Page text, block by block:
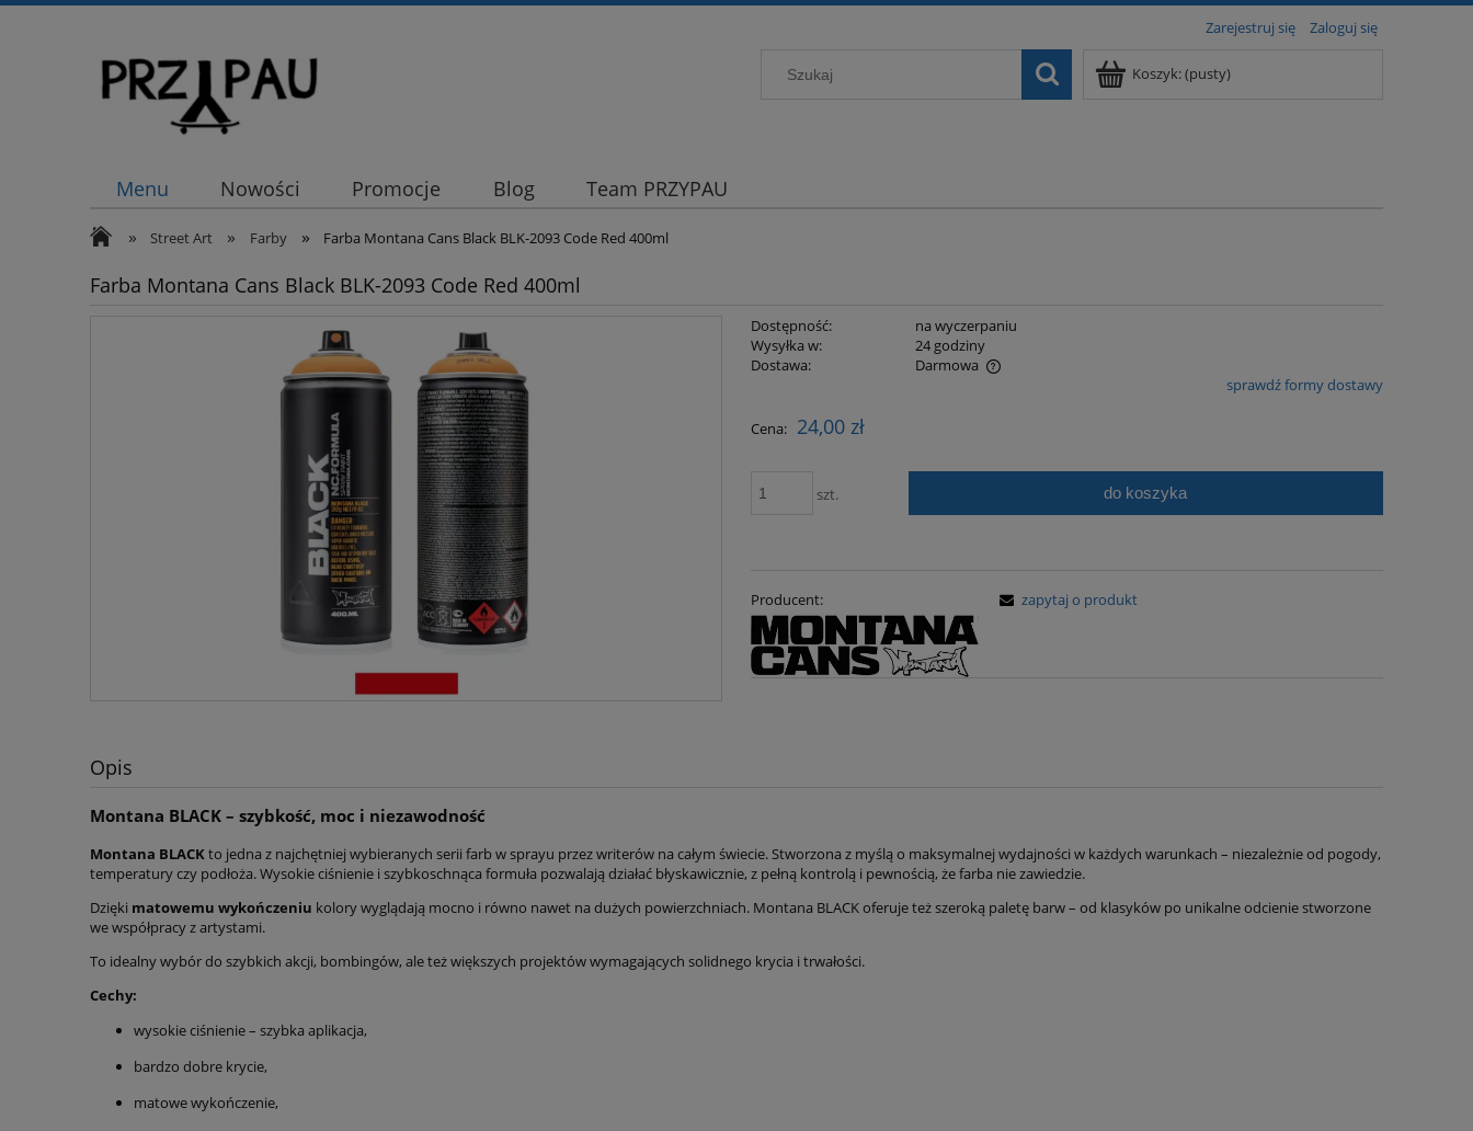
Zarejestruj się Zaloguj się
Koszyk:(pusty)
Menu Nowości Promocje Blog Team PRZYPAU
» Street Art » Farby » Farba Montana Cans Black BLK-2093 Code Red 400ml
Farba Montana Cans Black BLK-2093 Code Red 400ml
Dostępność:
na wyczerpaniu
Wysyłka w:
24 godziny
Dostawa:
Darmowa
płatności
sprawdź formy dostawy
Cena: 24,00 zł
szt. do koszyka
Producent: zapytaj o produkt
Opis
Montana BLACK – szybkość, moc i niezawodność
Montana BLACKto jedna z najchętniej wybieranych serii farb w sprayu przez writerów na całym świecie. Stworzona z myślą o maksymalnej wydajności w każdych warunkach – niezależnie od pogody,
temperatury czy podłoża. Wysokie ciśnienie i szybkoschnąca formuła pozwalają działać błyskawicznie, z pełną kontrolą i pewnością, że farba nie zawiedzie.
Dzięki matowemu wykończeniu kolory wyglądają mocno i równo nawet na dużych powierzchniach. Montana BLACK oferuje też szeroką paletę barw – od klasyków po unikalne odcienie stworzone
we współpracy z artystami.
To idealny wybór do szybkich akcji, bombingów, ale też większych projektów wymagających solidnego krycia i trwałości.
Cechy:
wysokie ciśnienie – szybka aplikacja,
bardzo dobre krycie,
matowe wykończenie,